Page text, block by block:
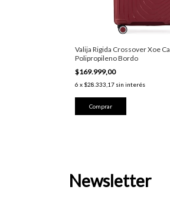
Valija Rigida Crossover Xoe
Polipropileno Bordo
$169.999,00
6 x $28.333,17 sin interés
Newsletter